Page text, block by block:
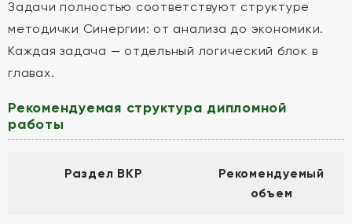
Задачи полностью соответствуют структуре
методички Синергии: от анализа до экономики.
Каждая задача — отдельный логический блок в
главах.
Рекомендуемая структура дипломной
работы
Раздел ВКР
Рекомендуемый
объем